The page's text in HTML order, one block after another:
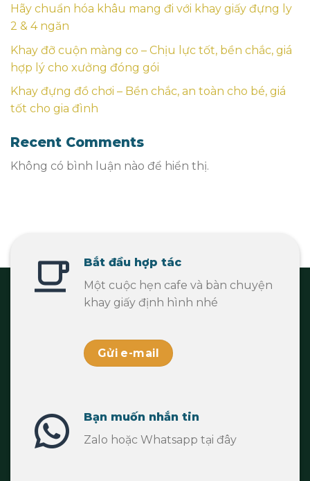
Hãy chuẩn hóa khâu mang đi với khay giấy đựng ly
2 & 4 ngăn
Khay đỡ cuộn màng co – Chịu lực tốt, bền chắc, giá
hợp lý cho xưởng đóng gói
Khay đựng đồ chơi – Bền chắc, an toàn cho bé, giá
tốt cho gia đình
Recent Comments
Không có bình luận nào để hiển thị.
Bắt đầu hợp tác
Một cuộc hẹn cafe và bàn chuyện
khay giấy định hình nhé
Gửi e-mail
Bạn muốn nhắn tin
Zalo hoặc Whatsapp tại đây